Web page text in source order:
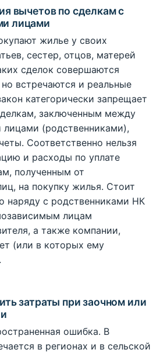
вычетов по сделкам с
лицами
жилье у своих
сестер, отцов, матерей
сделок совершаются
встречаются и реальные
категорически запрещает
заключенным между
(родственниками),
Соответственно нельзя
и расходы по уплате
полученным от
на покупку жилья. Стоит
наряду с родственниками НК
лицам
а также компании,
(или в которых ему
затраты при заочном или
ошибка. В
в регионах и в сельской